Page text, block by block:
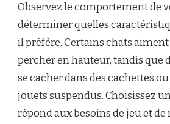
Observez le comportement de
déterminer quelles
il préfère. Certains chats
percher en hauteur, tandis que
se cacher dans des cachettes
jouets suspendus. Choisissez
répond aux besoins de jeu et